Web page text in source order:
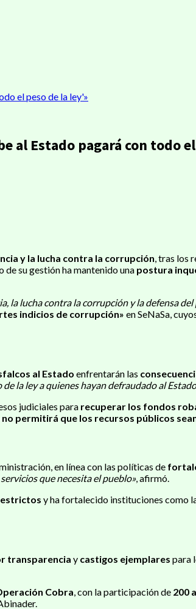
el peso de la ley'»
al Estado pagará con todo
y la lucha contra la corrupción, tras los
de su gestión ha mantenido una postura
la lucha contra la corrupción y la defensa
indicios de corrupción» en SeNaSa,
al Estado enfrentarán las
la ley a quienes hayan defraudado al
judiciales para recuperar los fondos
no permitirá que los recursos públicos
en línea con las políticas de
que necesita el pueblo», afirmó.
estrictos y ha fortalecido instituciones como
transparencia y castigos ejemplares para
Cobra, con la participación de 200